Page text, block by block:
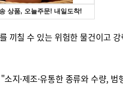
끼칠 수 있는 위험한 물건이고
지·제조·유통한 종류와 수량,